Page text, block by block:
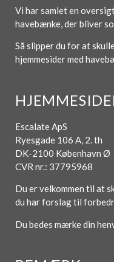
Vi har samlet en
havebænke, der bliver
Så slipper du for at
hjemmesider med
Escalate ApS
Ryesgade 106 A, 2. th
DK-2100 København Ø
CVR nr.: 37795968
Du er velkommen til at
du har forslag til
Du bedes mærke din